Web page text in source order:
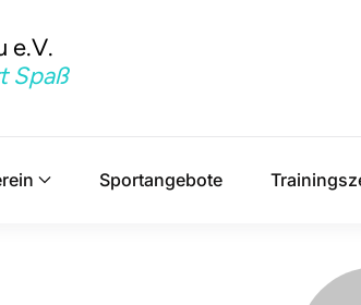
e.V.
Spaß
Sportangebote